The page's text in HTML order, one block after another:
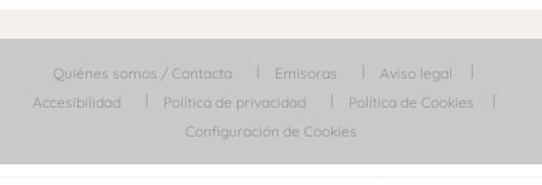
Quiénes somos / Contacta Emisoras
Aviso legal
Accesibilidad
Política de privacidad
Política de Cookies
Configuración de Cookies